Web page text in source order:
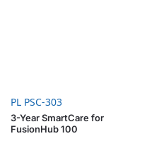
PL PSC-303
3-Year SmartCare for
FusionHub 100